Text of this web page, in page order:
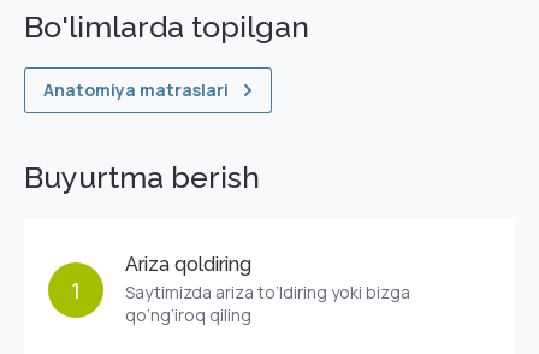
Bo'limlarda topilgan
Anatomiya matraslari
Buyurtma berish
1
Ariza qoldiring
Saytimizda ariza to‘ldiring yoki bizga
qo‘ng‘iroq qiling